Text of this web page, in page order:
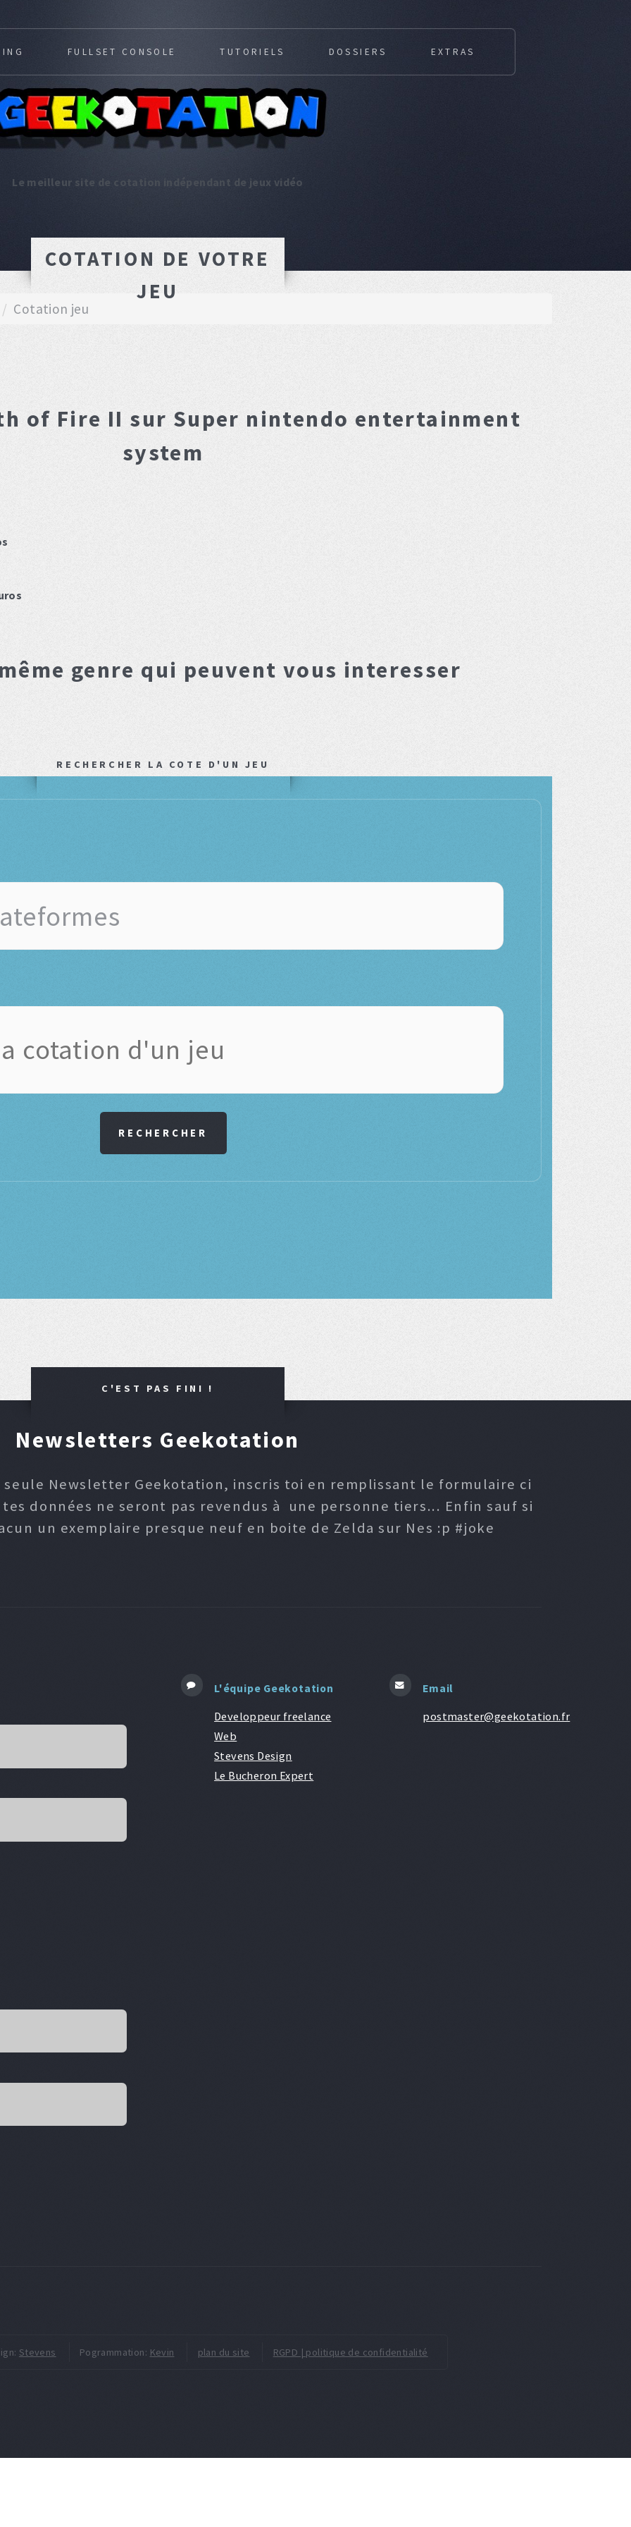
Le meilleur site de cotation indépendant de jeux vidéo
FULLSET CONSOLE TUTORIELS DOSSIERS EXTRAS
COTATION DE VOTRE
JEU
Cotation jeu
of Fire II sur Super nintendo entertainment
system
genre qui peuvent vous interesser
RECHERCHER LA COTE D'UN JEU
RECHERCHER
C'EST PAS FINI !
Newsletters Geekotation
seule Newsletter Geekotation, inscris toi en remplissant le formulaire ci
données ne seront pas revendus à une personne tiers... Enfin sauf si
un exemplaire presque neuf en boite de Zelda sur Nes :p #joke
L'équipe Geekotation
Developpeur freelance
Web
Stevens Design
Le Bucheron Expert
Email
postmaster@geekotation.fr
Stevens Pogrammation: Kevin plan du site RGPD | politique de confidentialité